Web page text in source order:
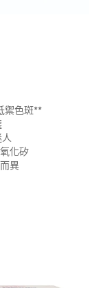
禦色斑**
化矽
異